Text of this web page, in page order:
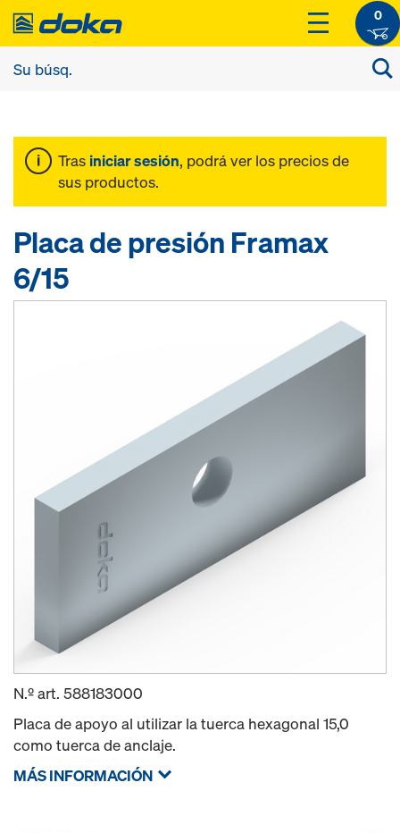
0
Tras iniciar sesión, podrá ver los precios de
sus productos.
Placa de presión Framax
6/15
N.º art. 588183000
Placa de apoyo al utilizar la tuerca hexagonal 15,0
como tuerca de anclaje.
MÁS INFORMACIÓN